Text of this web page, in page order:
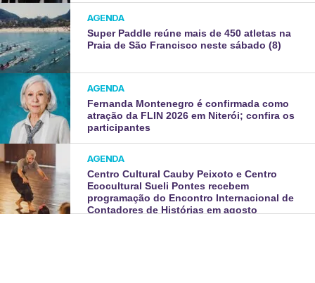
AGENDA
Super Paddle reúne mais de 450 atletas na
Praia de São Francisco neste sábado (8)
AGENDA
Fernanda Montenegro é confirmada como
atração da FLIN 2026 em Niterói; confira os
participantes
AGENDA
Centro Cultural Cauby Peixoto e Centro
Ecocultural Sueli Pontes recebem
programação do Encontro Internacional de
Contadores de Histórias em agosto